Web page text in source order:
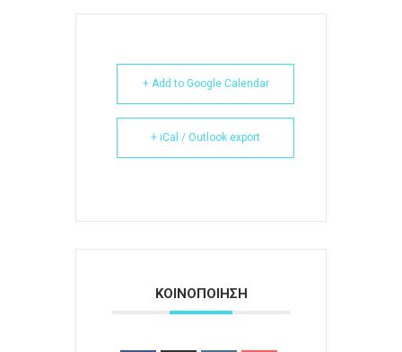
+ Add to Google Calendar
+ iCal / Outlook export
ΚΟΙΝΟΠΟΙΗΣΗ